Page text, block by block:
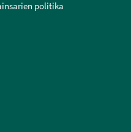
politika